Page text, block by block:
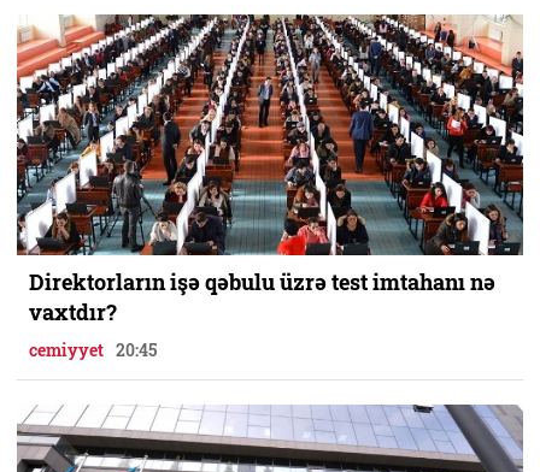
Direktorların işə qəbulu üzrə test imtahanı nə
vaxtdır?
cemiyyet 20:45